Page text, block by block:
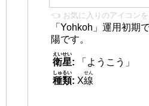
👈 お気に入りのアイコンを
「Yohkoh」運用初期
陽です。
衛星
えいせい
:
「ようこう」
種類
しゅるい
: X線
せん